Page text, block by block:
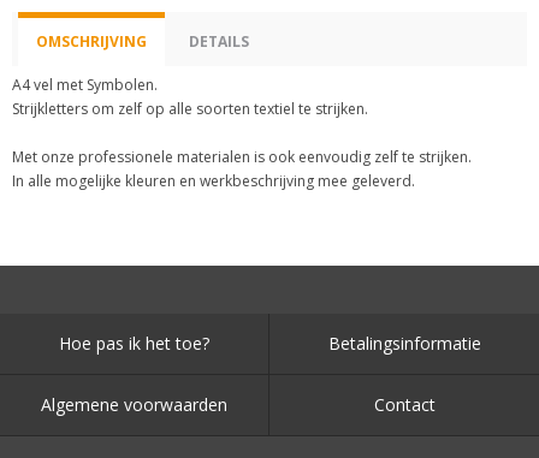
OMSCHRIJVING DETAILS
A4 vel met Symbolen.
Strijkletters om zelf op alle soorten textiel te strijken.
Met onze professionele materialen is ook eenvoudig zelf te strijken.
In alle mogelijke kleuren en werkbeschrijving mee geleverd.
Hoe pas ik het toe? Betalingsinformatie
Algemene voorwaarden Contact